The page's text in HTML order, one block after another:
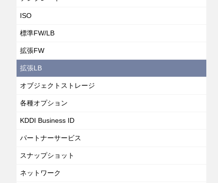
ISO
標準FW/LB
拡張FW
拡張LB
オブジェクトストレージ
各種オプション
KDDI Business ID
パートナーサービス
スナップショット
ネットワーク